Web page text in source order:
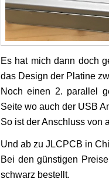
Es hat mich dann doch
das Design der Platine
Noch einen 2. parallel
Seite wo auch der USB
So ist der Anschluss von
Und ab zu JLCPCB in
Bei den günstigen
schwarz bestellt.